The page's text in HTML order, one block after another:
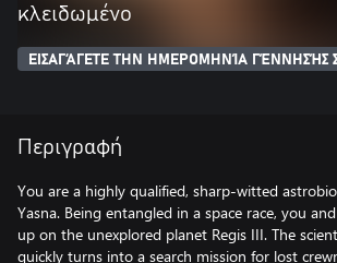
κλειδωμένο
ΕΙΣΑΓΆΓΕΤΕ ΤΗΝ ΗΜΕΡΟΜΗΝΊΑ ΓΈΝΝΗΣΉΣ
Περιγραφή
You are a highly qualified, sharp-witted
Yasna. Being entangled in a space race, you
up on the unexplored planet Regis III. The
quickly turns into a search mission for lost